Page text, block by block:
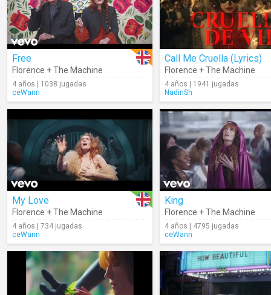
Free
Florence + The Machine
4 años | 1038 jugadas
ceWann
Call Me Cruella (Lyrics)
Florence + The Machine
4 años | 1941 jugadas
NadinSh
My Love
Florence + The Machine
4 años | 734 jugadas
ceWann
King
Florence + The Machine
4 años | 4795 jugadas
ceWann